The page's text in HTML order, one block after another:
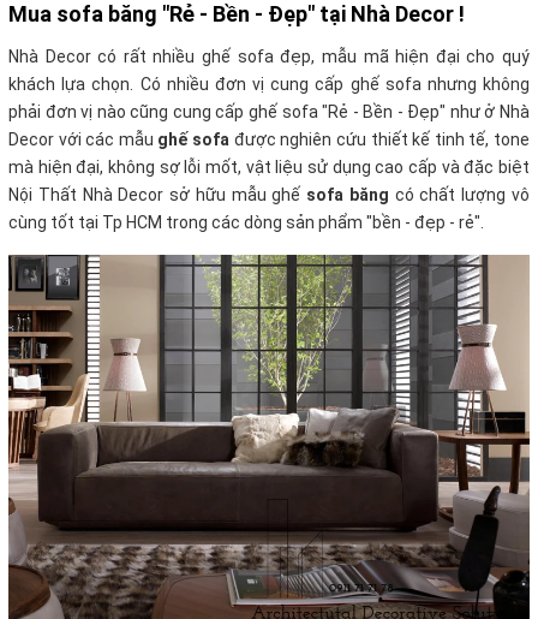
Mua sofa băng "Rẻ - Bền - Đẹp" tại Nhà Decor !
Nhà Decor có rất nhiều ghế sofa đẹp, mẫu mã hiện đại cho quý
khách lựa chọn. Có nhiều đơn vị cung cấp ghế sofa nhưng không
phải đơn vị nào cũng cung cấp ghế sofa "Rẻ - Bền - Đẹp" như ở Nhà
Decor với các mẫu ghế sofa được nghiên cứu thiết kế tinh tế, tone
mà hiện đại, không sợ lỗi mốt, vật liệu sử dụng cao cấp và đặc biệt
Nội Thất Nhà Decor sở hữu mẫu ghế sofa băng có chất lượng vô
cùng tốt tại Tp HCM trong các dòng sản phẩm "bền - đẹp - rẻ".